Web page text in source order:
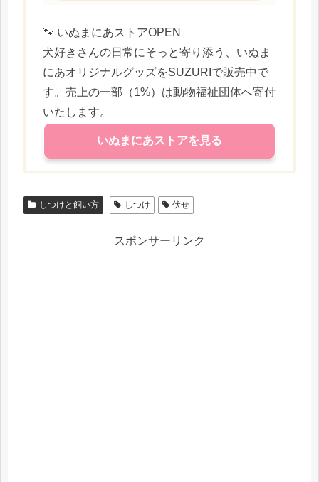
🐾 いぬまにあストアOPEN
犬好きさんの日常にそっと寄り添う、いぬま
にあオリジナルグッズをSUZURIで販売中で
す。売上の一部（1%）は動物福祉団体へ寄付
いたします。
いぬまにあストアを見る
しつけと飼い方 しつけ 伏せ
スポンサーリンク